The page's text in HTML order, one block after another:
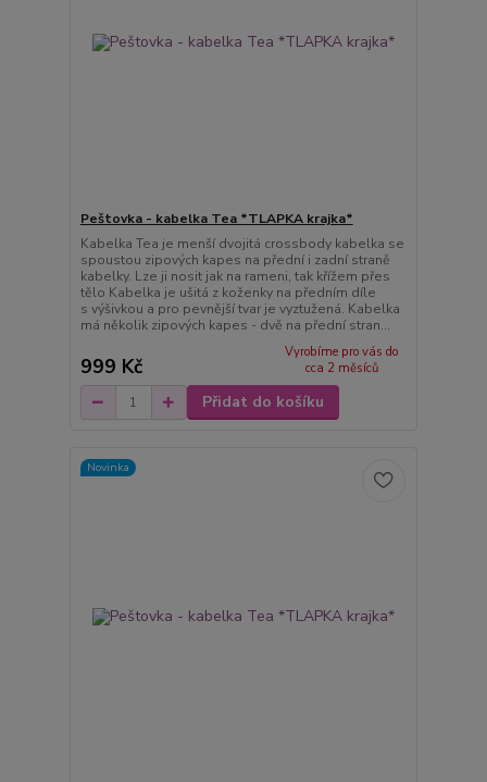
Peštovka - kabelka Tea *TLAPKA krajka*
Kabelka Tea je menší dvojitá crossbody kabelka se
spoustou zipových kapes na přední i zadní straně
kabelky. Lze ji nosit jak na rameni, tak křížem přes
tělo Kabelka je ušitá z koženky na předním díle
s výšivkou a pro pevnější tvar je vyztužená. Kabelka
má několik zipových kapes - dvě na přední stran...
999 Kč
Vyrobíme pro vás do
cca 2 měsíců
Přidat do košíku
Novinka